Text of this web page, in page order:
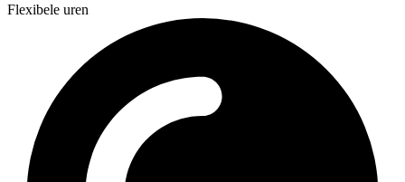
Flexibele uren